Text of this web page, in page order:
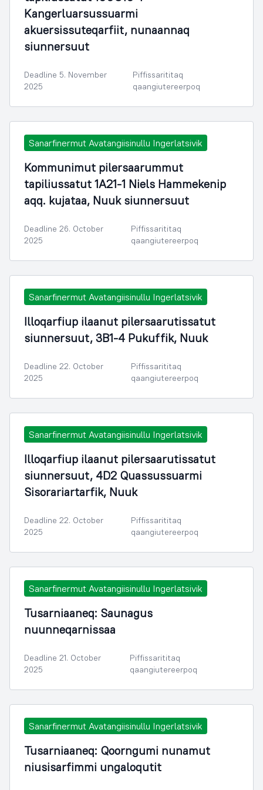
Kangerluarsussuarmi
akuersissuteqarfiit, nunaannaq
siunnersuut
Deadline 5. November
2025
Piffissarititaq
qaangiutereerpoq
Sanarfinermut Avatangiisinullu Ingerlatsivik
Kommunimut pilersaarummut
tapiliussatut 1A21-1 Niels Hammekenip
aqq. kujataa, Nuuk siunnersuut
Deadline 26. October
2025
Piffissarititaq
qaangiutereerpoq
Sanarfinermut Avatangiisinullu Ingerlatsivik
Illoqarfiup ilaanut pilersaarutissatut
siunnersuut, 3B1-4 Pukuffik, Nuuk
Deadline 22. October
2025
Piffissarititaq
qaangiutereerpoq
Sanarfinermut Avatangiisinullu Ingerlatsivik
Illoqarfiup ilaanut pilersaarutissatut
siunnersuut, 4D2 Quassussuarmi
Sisorariartarfik, Nuuk
Deadline 22. October
2025
Piffissarititaq
qaangiutereerpoq
Sanarfinermut Avatangiisinullu Ingerlatsivik
Tusarniaaneq: Saunagus
nuunneqarnissaa
Deadline 21. October
2025
Piffissarititaq
qaangiutereerpoq
Sanarfinermut Avatangiisinullu Ingerlatsivik
Tusarniaaneq: Qoorngumi nunamut
niusisarfimmi ungaloqutit